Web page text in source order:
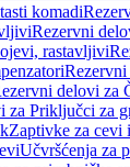
komadi
Rezervni
rastavljivi
delovi za
za Priključci za
Zaptivke za cevi
Učvršćenja za